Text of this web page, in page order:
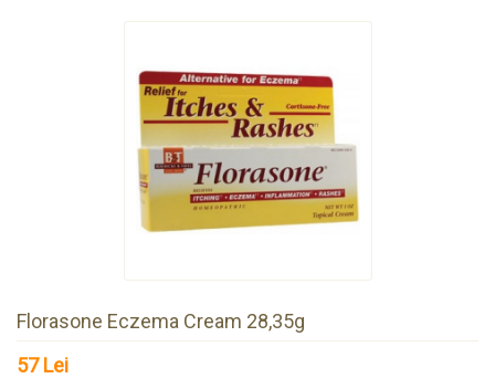
Florasone Eczema Cream 28,35g
57 Lei